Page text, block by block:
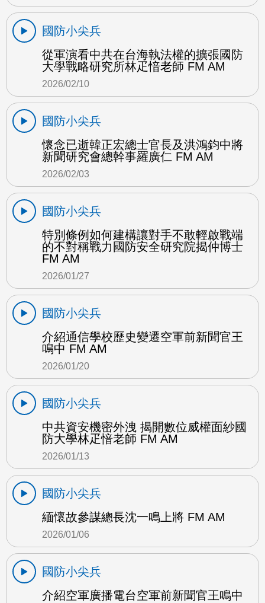
國防小尖兵
從軍演看中共在台海執法權的擴張國防
大學戰略研究所林疋愔老師 FM AM
2026/02/10
國防小尖兵
懷念已逝韓正宏總士官長及洪鴻鈞中將
新聞研究會總幹事羅廣仁 FM AM
2026/02/03
國防小尖兵
特別條例如何建構讓對手不敢輕啟戰端
的不對稱戰力國防安全研究院揭仲博士
FM AM
2026/01/27
國防小尖兵
介紹通信學校歷史變遷空軍前新聞官王
鳴中 FM AM
2026/01/20
國防小尖兵
中共資安機密外洩 揭開數位威權面紗國
防大學林疋愔老師 FM AM
2026/01/13
國防小尖兵
緬懷故參謀總長沈一鳴上將 FM AM
2026/01/06
國防小尖兵
介紹空軍廣播電台空軍前新聞官王鳴中